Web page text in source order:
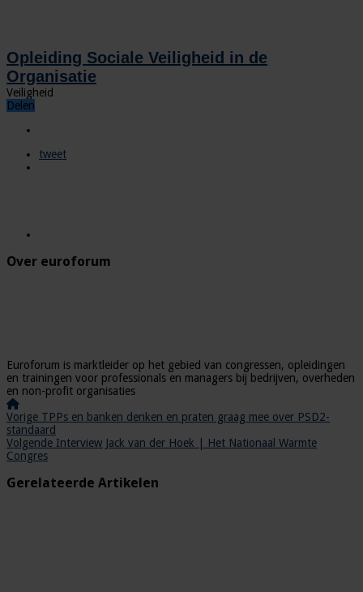
Opleiding Sociale Veiligheid in de
Organisatie
Veiligheid
Delen
tweet
Over euroforum
Euroforum is marktleider op het gebied van congressen, opleidingen
en trainingen voor professionals en managers bij bedrijven, overheden
en non-profit organisaties
Vorige TPPs en banken denken en praten graag mee over PSD2-
standaard
Volgende Interview Jack van der Hoek | Het Nationaal Warmte
Congres
Gerelateerde Artikelen